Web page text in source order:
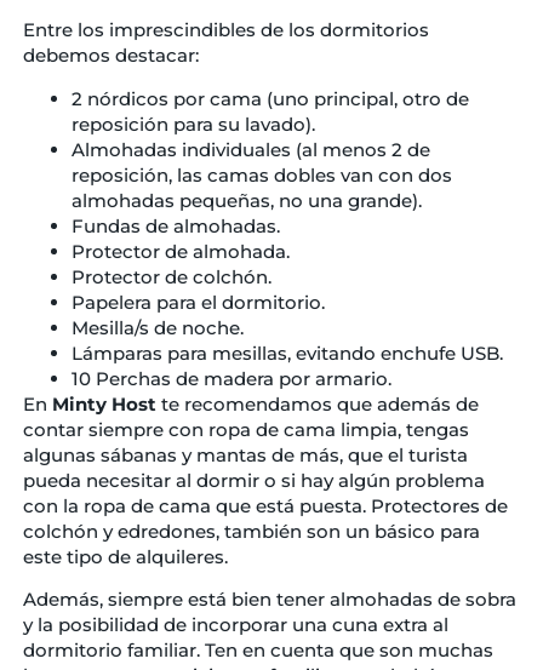
Entre los imprescindibles de los dormitorios
debemos destacar:
2 nórdicos por cama (uno principal, otro de
reposición para su lavado).
Almohadas individuales (al menos 2 de
reposición, las camas dobles van con dos
almohadas pequeñas, no una grande).
Fundas de almohadas.
Protector de almohada.
Protector de colchón.
Papelera para el dormitorio.
Mesilla/s de noche.
Lámparas para mesillas, evitando enchufe USB.
10 Perchas de madera por armario.
En Minty Host te recomendamos que además de
contar siempre con ropa de cama limpia, tengas
algunas sábanas y mantas de más, que el turista
pueda necesitar al dormir o si hay algún problema
con la ropa de cama que está puesta. Protectores de
colchón y edredones, también son un básico para
este tipo de alquileres.
Además, siempre está bien tener almohadas de sobra
y la posibilidad de incorporar una cuna extra al
dormitorio familiar. Ten en cuenta que son muchas